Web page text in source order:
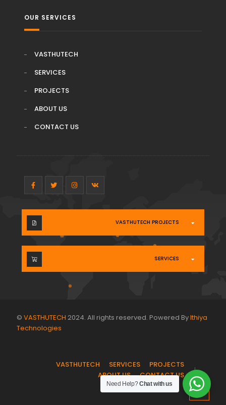
OUR SERVICES
VASTHUTECH
SERVICES
PROJECTS
ABOUT US
CONTACT US
VASTHUTECH PROJECTS
SERVICES
© VASTHUTECH 2024. All rights reserved. Powered ByIthiya
Technologies
VASTHUTECH SERVICES
PROJECTS
ABOUT US
CONTACT US
Need Help?Chat with us